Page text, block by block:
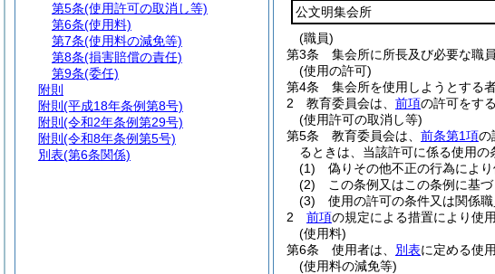
公文明集会所
(職員)
第3条
集会所に所長及び必要な職
(使用の許可)
第4条
集会所を使用しようとする
2
教育委員会は、 前項の許可をす
(使用許可の取消し等)
第5条
教育委員会は、 前条第1項の
るときは、当該許可に係る使用の
(1)
偽りその他不正の行為によ
(2)
この条例又はこの条例に基
(3)
使用の許可の条件又は関係
2
前項の規定による措置により使
(使用料)
第6条
使用者は、 別表に定める使
(使用料の減免等)
第5条(使用許可の取消し等)
第6条(使用料)
第7条(使用料の減免等)
第8条(損害賠償の責任)
第9条(委任)
附則
附則 (平成18年条例第8号)
附則 (令和2年条例第29号)
附則 (令和8年条例第5号)
別表(第6条関係)